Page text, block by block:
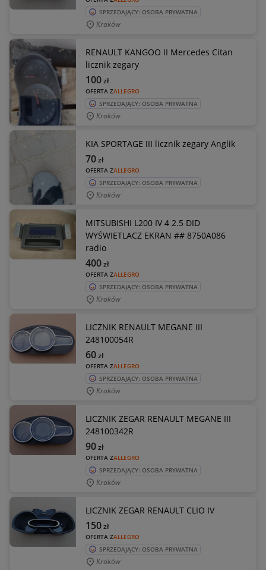
SPRZEDAJĄCY: OSOBA PRYWATNA
Kraków
RENAULT KANGOO II Mercedes Citan
licznik zegary
OFERTA ZALLEGRO
100zł
SPRZEDAJĄCY: OSOBA PRYWATNA
Kraków
KIA SPORTAGE III licznik zegary Anglik
OFERTA ZALLEGRO
70zł
SPRZEDAJĄCY: OSOBA PRYWATNA
Kraków
MITSUBISHI L200 IV 4 2.5 DID
WYŚWIETLACZ EKRAN ## 8750A086
radio
OFERTA ZALLEGRO
400zł
SPRZEDAJĄCY: OSOBA PRYWATNA
Kraków
LICZNIK RENAULT MEGANE III
248100054R
OFERTA ZALLEGRO
60zł
SPRZEDAJĄCY: OSOBA PRYWATNA
Kraków
LICZNIK ZEGAR RENAULT MEGANE III
248100342R
OFERTA ZALLEGRO
90zł
SPRZEDAJĄCY: OSOBA PRYWATNA
Kraków
LICZNIK ZEGAR RENAULT CLIO IV
OFERTA ZALLEGRO
150zł
SPRZEDAJĄCY: OSOBA PRYWATNA
Kraków